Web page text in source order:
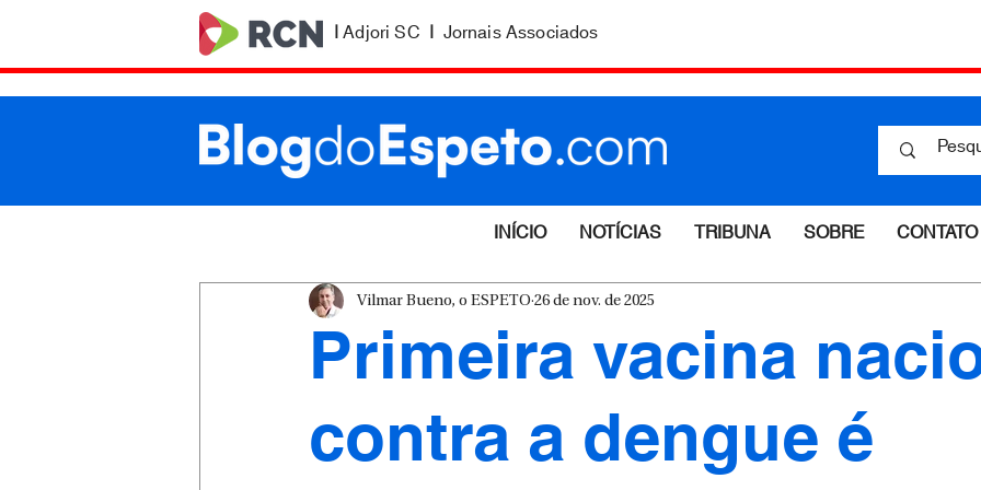
|Adjori SC | Jornais Associados
INÍCIO NOTÍCIAS TRIBUNA SOBRE CONTATO
Primeira vacina
contra a dengue é
Vilmar Bueno, o ESPETO 26 de nov. de 2025